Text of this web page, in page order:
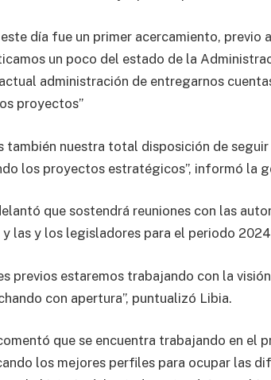
este día fue un primer acercamiento, previo
un poco del estado de la
administración de entregarnos
proyectos”
también nuestra total disposición de
los proyectos estratégicos”, informó la
que sostendrá reuniones con las
las y los legisladores para el periodo
previos estaremos trabajando con la
con apertura”, puntualizó Libia.
que se encuentra trabajando en el
los mejores perfiles para ocupar las